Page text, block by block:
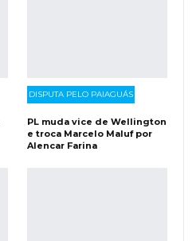
DISPUTA PELO PAIAGUÁS
PL muda vice de Wellington
e troca Marcelo Maluf por
Alencar Farina